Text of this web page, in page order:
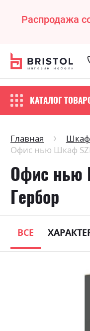
Распродажа
КАТАЛОГ
Главная
Офис нью Шкаф
Офис нью
Гербор
ВСЕ